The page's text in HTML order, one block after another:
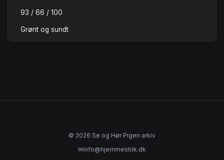
93 / 66 / 100
Grønt og sundt
© 2026 Se og Hør Pigen arkiv
✉info@hjemmestrik.dk